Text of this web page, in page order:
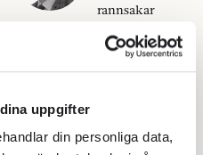
uppgifter
din personliga data,
rannsakar
ialismen men
r: den radikala
Johanne Hildebrandt: